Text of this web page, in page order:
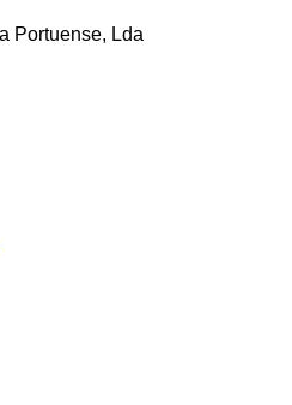
Portuense, Lda